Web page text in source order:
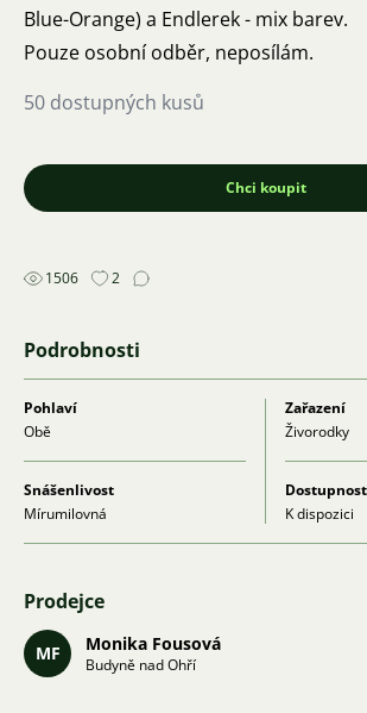
Blue-Orange) a Endlerek - mix barev.
Pouze osobní odběr, neposílám.
50 dostupných kusů
Chci koupit
1506 2
Podrobnosti
Pohlaví
Obě
Zařazení
Živorodky
Snášenlivost
Mírumilovná
Dostupnost
K dispozici
Prodejce
MF Monika Fousová
Budyně nad Ohří